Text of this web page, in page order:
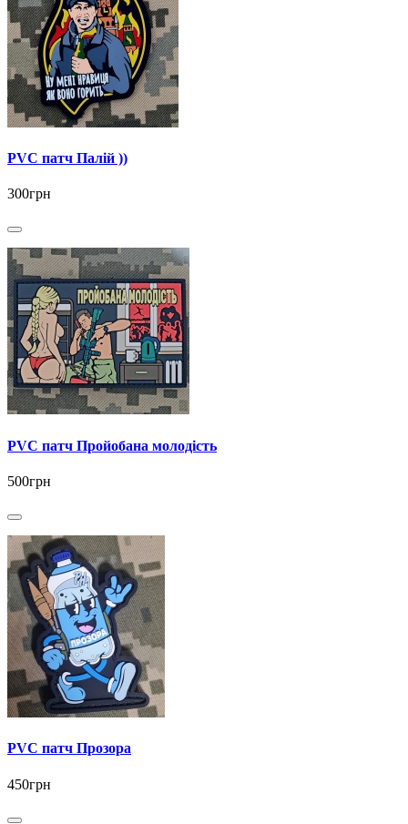
PVC патч Палій ))
300грн
PVC патч Пройобана молодість
500грн
PVC патч Прозора
450грн